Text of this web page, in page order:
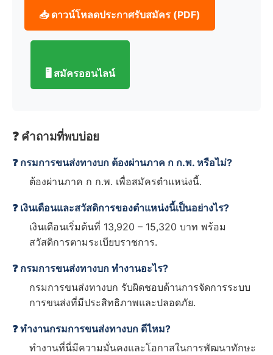
📥 ดาวน์โหลดประกาศรับสมัคร (PDF)
🖥️ สมัครออนไลน์
❓ คำถามที่พบบ่อย
❓ กรมการขนส่งทางบก ต้องผ่านภาค ก ก.พ. หรือไม่?
ต้องผ่านภาค ก ก.พ. เพื่อสมัครตำแหน่งนี้.
❓ เงินเดือนและสวัสดิการของตำแหน่งนี้เป็นอย่างไร?
เงินเดือนเริ่มต้นที่ 13,920 – 15,320 บาท พร้อม
สวัสดิการตามระเบียบราชการ.
❓ กรมการขนส่งทางบก ทำงานอะไร?
กรมการขนส่งทางบก รับผิดชอบด้านการจัดการระบบ
การขนส่งที่มีประสิทธิภาพและปลอดภัย.
❓ ทำงานกรมการขนส่งทางบก ดีไหม?
ทำงานที่นี่มีความมั่นคงและโอกาสในการพัฒนาทักษะ